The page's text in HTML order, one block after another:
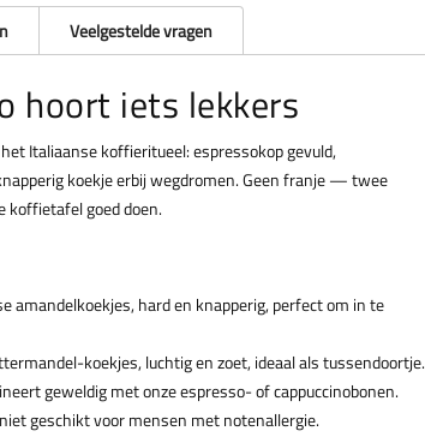
Veelgestelde vragen
hoort iets lekkers
Italiaanse koffieritueel: espressokop gevuld,
koekje erbij wegdromen. Geen franje — twee
koffietafel goed doen.
amandelkoekjes, hard en knapperig, perfect om in te
koekjes, luchtig en zoet, ideaal als tussendoortje.
geweldig met onze espresso- of cappuccinobonen.
geschikt voor mensen met notenallergie.